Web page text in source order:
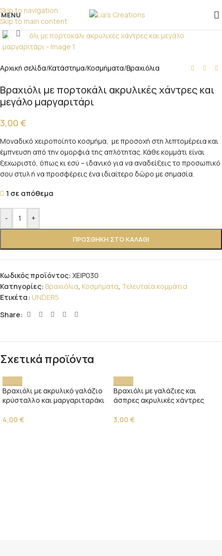
Skip to navigation
Skip to main content
επικοινωνήστε μαζί μας!
MENU
Click to enlarge
Αρχική σελίδα/Κατάστημα/Κοσμήματα/Βραχιόλια
Βραχιόλι με πορτοκάλι ακρυλικές χάντρες και
μεγάλο μαργαριτάρι
3,00 €
Μοναδικό χειροποίητο κοσμήμα, με προσοχή στη λεπτομέρεια και
έμπνευση από την ομορφιά της απλότητας. Κάθε κομμάτι είναι
ξεχωριστό, όπως κι εσύ – ιδανικό για να αναδείξεις το προσωπικό
σου στυλ ή να προσφέρεις ένα ιδιαίτερο δώρο με σημασία.
1 σε απόθεμα
- +
ΠΡΟΣΘΉΚΗ ΣΤΟ ΚΑΛΆΘΙ
Κωδικός προϊόντος: ΧΕΙΡ030
Κατηγορίες: Βραχιόλια, Κοσμήματα, Τελευταία κομμάτια
Ετικέτα: UNDER5
Share:
Σχετικά προϊόντα
Βραχιόλι με ακρυλικό γαλάζιο
κρύσταλλο και μαργαριταράκι
4,00 €
Βραχιόλι με γαλάζιες και
άσπρες ακρυλικές χάντρες
3,00 €